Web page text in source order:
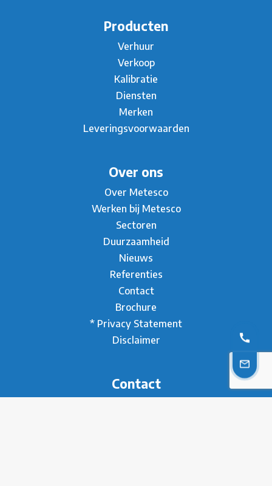
Producten
Verhuur
Verkoop
Kalibratie
Diensten
Merken
Leveringsvoorwaarden
Over ons
Over Metesco
Werken bij Metesco
Sectoren
Duurzaamheid
Nieuws
Referenties
Contact
Brochure
* Privacy Statement
Disclaimer
Contact